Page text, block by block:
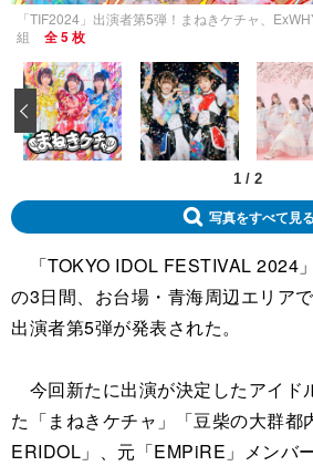
「TIF2024」出演者第5弾！まねきケチャ、
組
全 5 枚
1 / 2
‹
写真をすべて見る
「TOKYO IDOL FESTIVAL 2024
の3日間、お台場・青海周辺エリア
出演者第5弾が発表された。
今回新たに出演が決定したアイド
た「まねきケチャ」「豆柴の大群都
ERIDOL」、元「EMPiRE」メンバ